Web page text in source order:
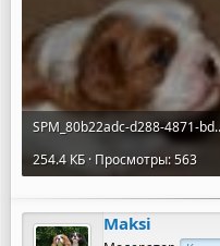
254.4 КБ · Просмотры: 563
Maksi